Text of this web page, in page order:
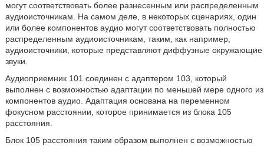
могут соответствовать более разнесенным или распределенным
аудиоисточникам. На самом деле, в некоторых сценариях, один
или более компонентов аудио могут соответствовать полностью
распределенным аудиоисточникам, таким, как например,
аудиоисточники, которые представляют диффузные окружающие
звуки.
Аудиоприемник 101 соединен с адаптером 103, который
выполнен с возможностью адаптации по меньшей мере одного из
компонентов аудио. Адаптация основана на переменном
фокусном расстоянии, которое принимается из блока 105
расстояния.
Блок 105 расстояния таким образом выполнен с возможностью